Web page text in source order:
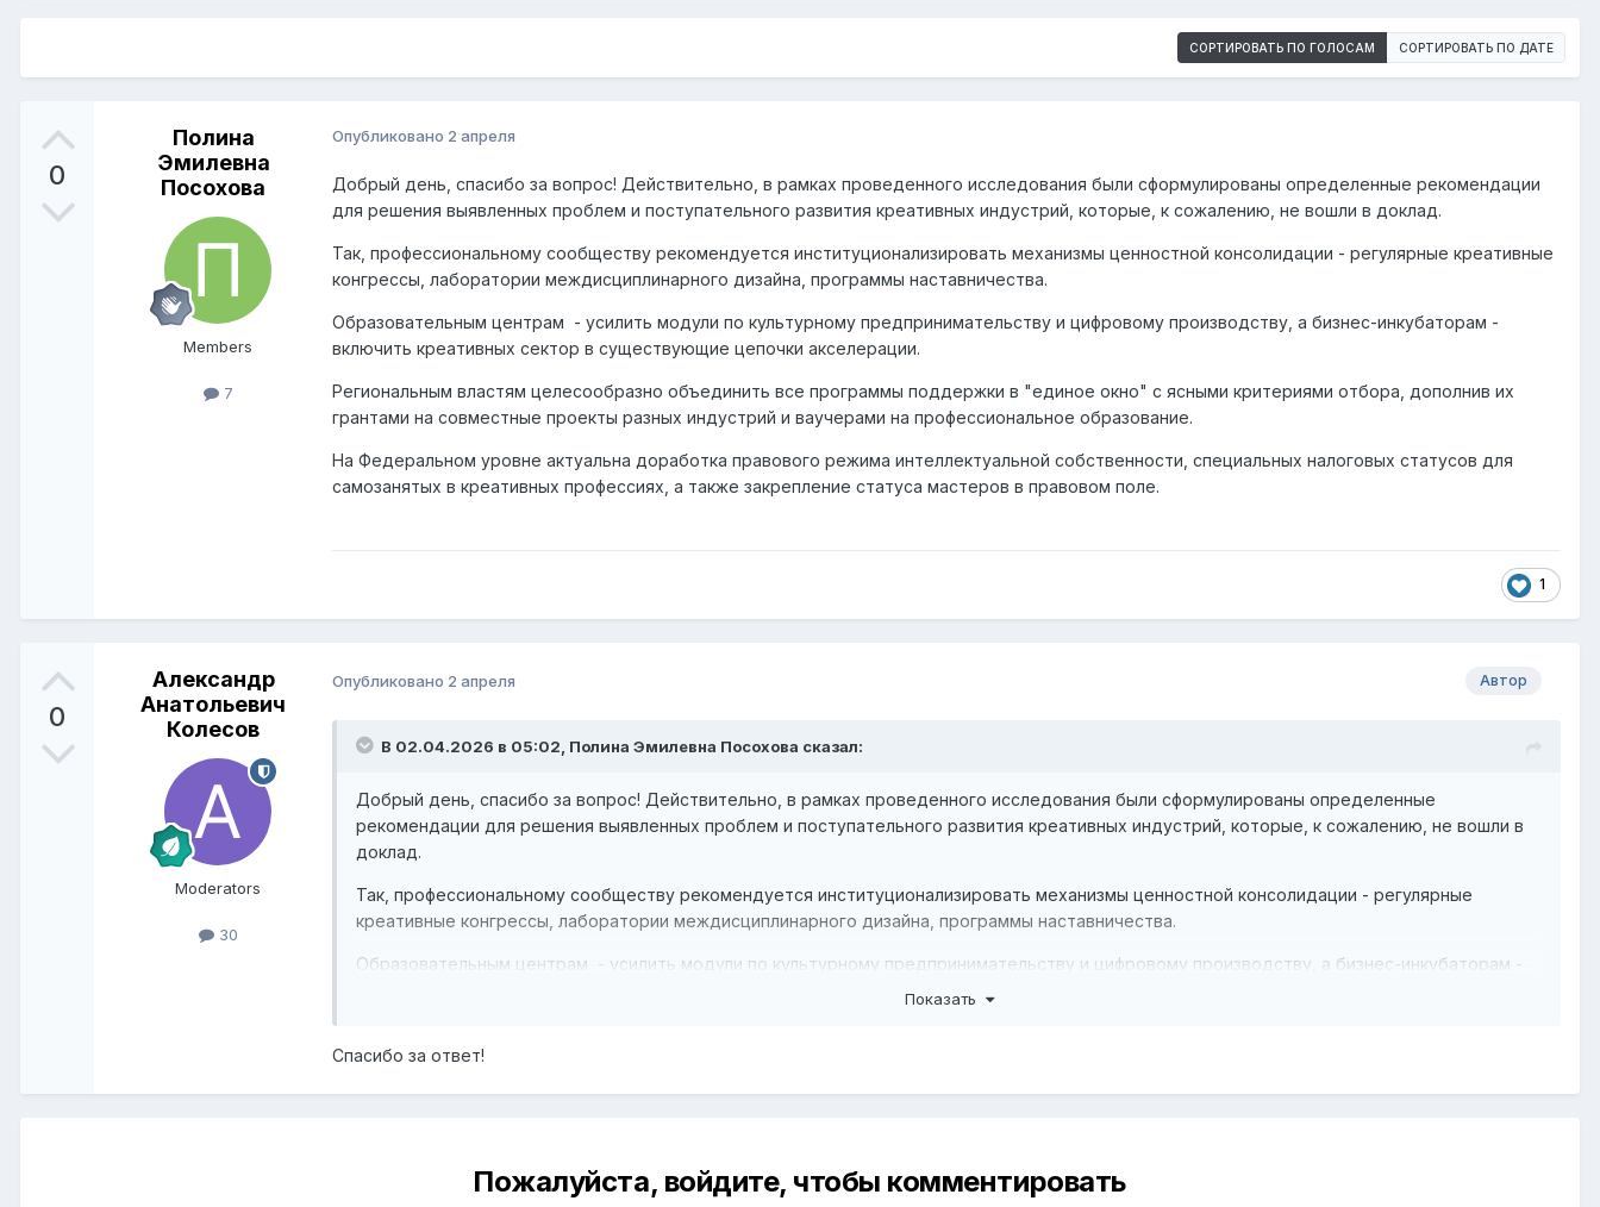
СОРТИРОВАТЬ ПО ГОЛОСАМ СОРТИРОВАТЬ ПО ДАТЕ
0
Полина
Эмилевна
Посохова
Members
7
Опубликовано 2 апреля
Добрый день, спасибо за вопрос! Действительно, в рамках проведенного исследования были сформулированы определенные рекомендации
для решения выявленных проблем и поступательного развития креативных индустрий, которые, к сожалению, не вошли в доклад.
Так, профессиональному сообществу рекомендуется институционализировать механизмы ценностной консолидации - регулярные креативные
конгрессы, лаборатории междисциплинарного дизайна, программы наставничества.
Образовательным центрам - усилить модули по культурному предпринимательству и цифровому производству, а бизнес-инкубаторам -
включить креативных сектор в существующие цепочки акселерации.
Региональным властям целесообразно объединить все программы поддержки в "единое окно" с ясными критериями отбора, дополнив их
грантами на совместные проекты разных индустрий и ваучерами на профессиональное образование.
На Федеральном уровне актуальна доработка правового режима интеллектуальной собственности, специальных налоговых статусов для
самозанятых в креативных профессиях, а также закрепление статуса мастеров в правовом поле.
1
0
Александр
Анатольевич
Колесов
Moderators
30
Автор
Опубликовано 2 апреля
В 02.04.2026 в 05:02, Полина Эмилевна Посохова сказал:
Добрый день, спасибо за вопрос! Действительно, в рамках проведенного исследования были сформулированы определенные
рекомендации для решения выявленных проблем и поступательного развития креативных индустрий, которые, к сожалению, не вошли в
доклад.
Так, профессиональному сообществу рекомендуется институционализировать механизмы ценностной консолидации - регулярные
креативные конгрессы, лаборатории междисциплинарного дизайна, программы наставничества.
Образовательным центрам - усилить модули по культурному предпринимательству и цифровому производству, а бизнес-инкубаторам -
включить креативных сектор в существующие цепочки акселерации.
грантами на совместные проекты разных индустрий и ваучерами на профессиональное образование.
Показать
Спасибо за ответ!
Пожалуйста, войдите, чтобы комментировать